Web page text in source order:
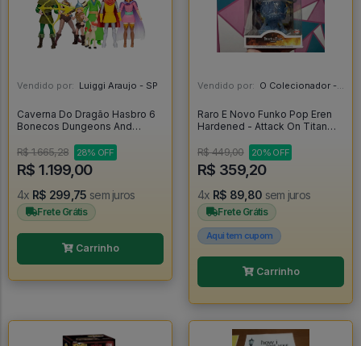
Vendido por: Luiggi Araujo - SP
Caverna Do Dragão Hasbro 6
Bonecos Dungeons And
Dragão
R$ 1.665,28 28% OFF
R$ 1.199,00
4x R$ 299,75 sem juros
Frete Grátis
Carrinho
Vendido por: O Colecionador - SP
Raro E Novo Funko Pop Eren
Hardened - Attack On Titan
R$ 449,00
20% OFF
R$ 359,20
4x R$ 89,80 sem juros
Frete Grátis
Aqui tem cupom
Carrinho